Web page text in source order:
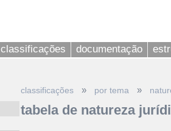
classificações documentação
classificações » por tema »
tabela de natureza